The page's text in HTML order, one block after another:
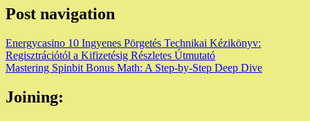
Post navigation
Energycasino 10 Ingyenes Pörgetés Technikai Kézikönyv:
Regisztrációtól a Kifizetésig Részletes Útmutató
Mastering Spinbit Bonus Math: A Step-by-Step Deep Dive
Joining: